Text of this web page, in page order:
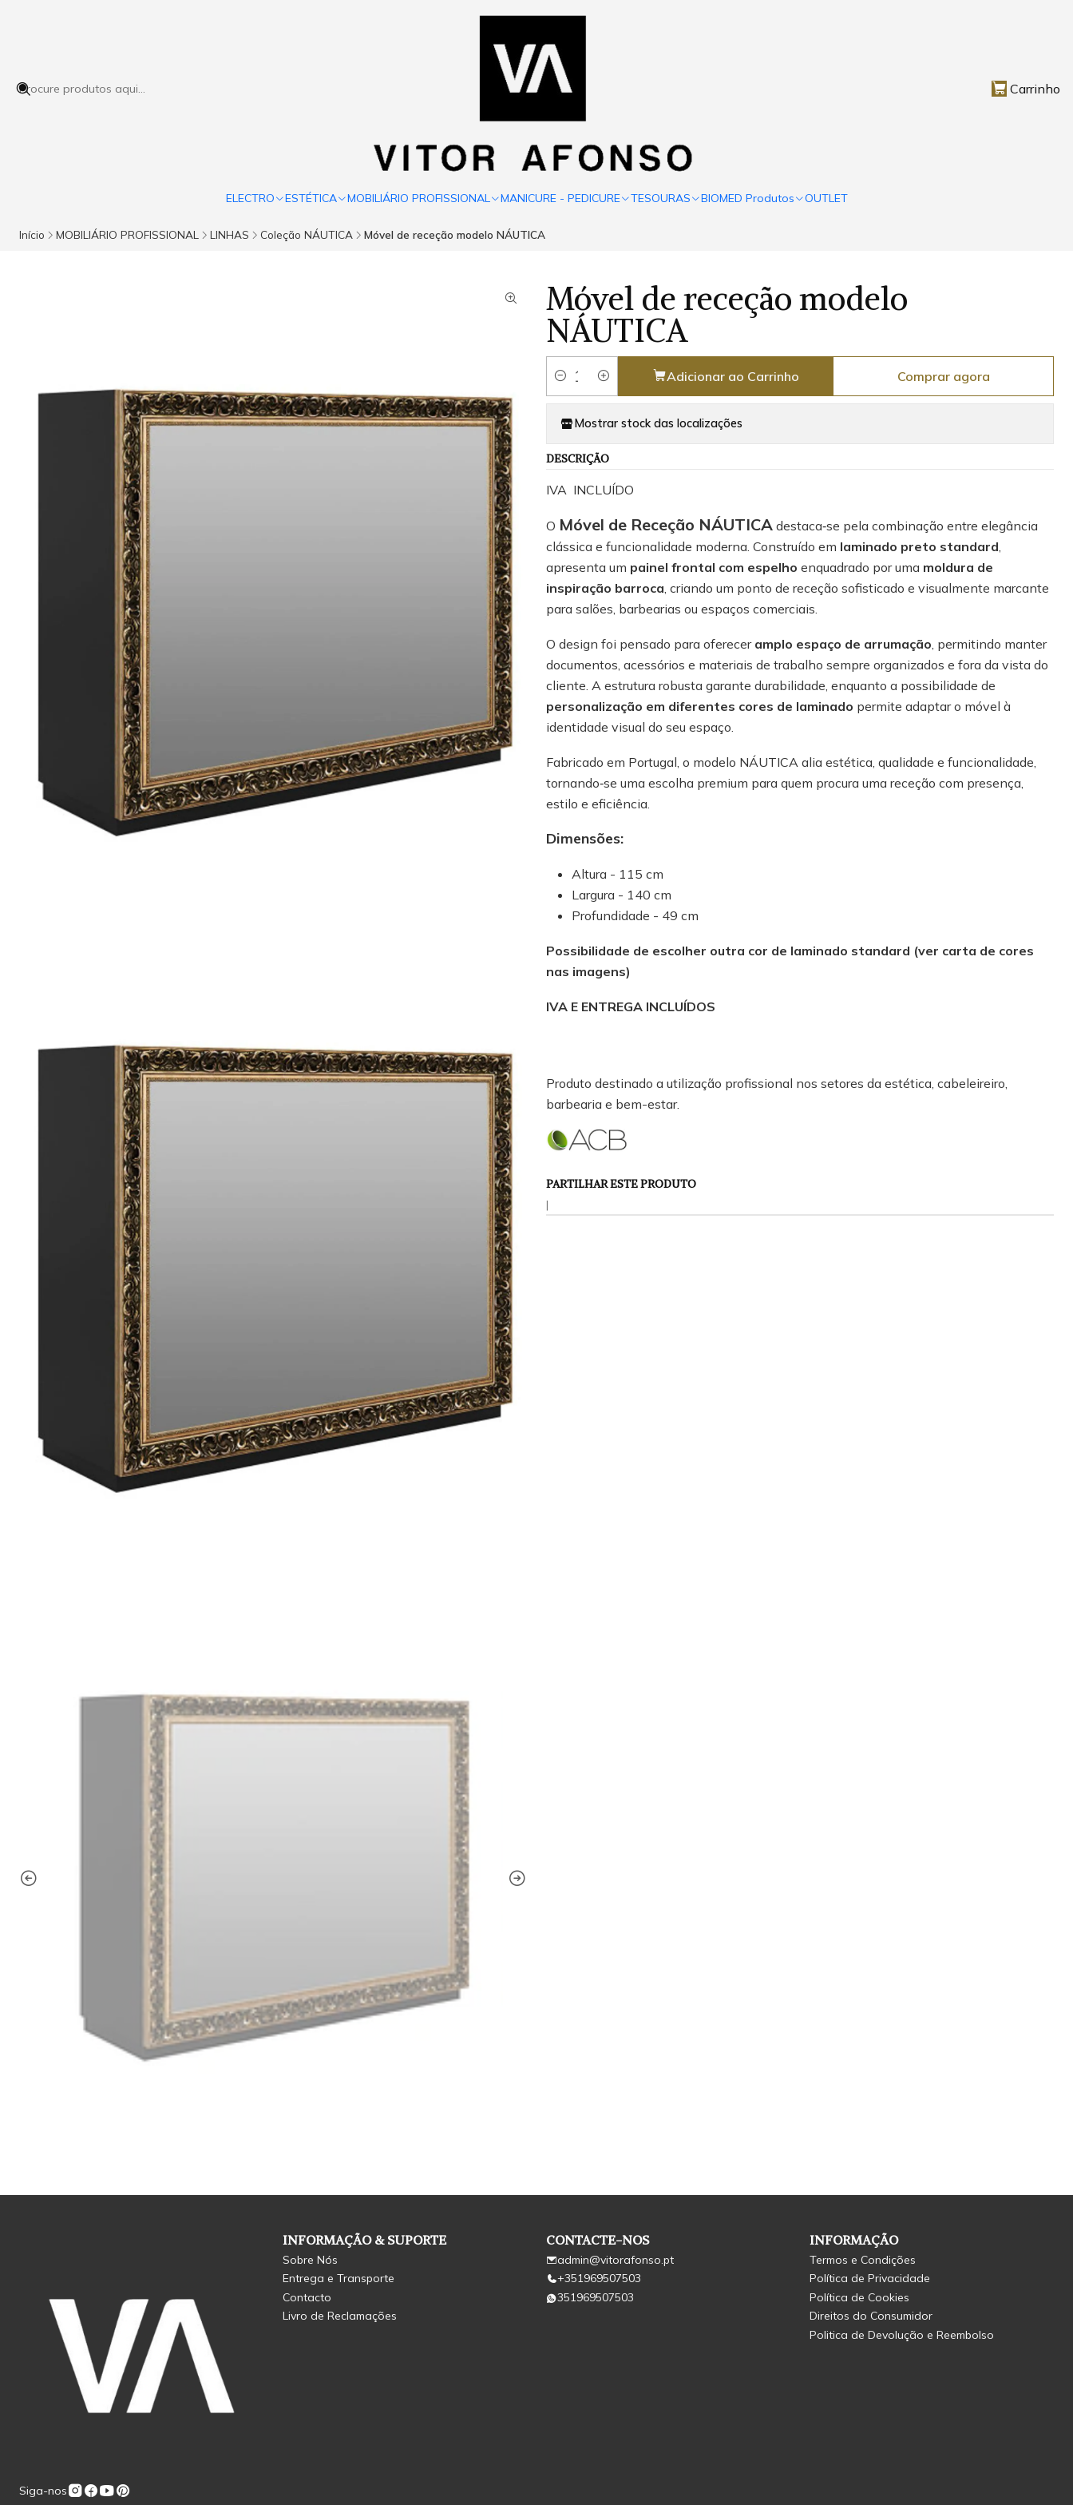
Carrinho
ELECTRO ESTÉTICA MOBILIÁRIO PROFISSIONAL MANICURE - PEDICURE TESOURAS BIOMED Produtos OUTLET
Início MOBILIÁRIO PROFISSIONAL LINHAS Coleção NÁUTICA Móvel de receção modelo NÁUTICA
Móvel de receção modelo
NÁUTICA
Quantidade
Adicionar ao Carrinho Comprar agora
Mostrar stock das localizações
DESCRIÇÃO
IVA INCLUÍDO
O Móvel de Receção NÁUTICA destaca‑se pela combinação entre elegância
clássica e funcionalidade moderna. Construído em laminado preto standard
apresenta um painel frontal com espelho enquadrado por uma moldura de
inspiração barroca , criando um ponto de receção sofisticado e visualmente marcante
para salões, barbearias ou espaços comerciais.
O design foi pensado para oferecer amplo espaço de arrumação , permitindo manter
documentos, acessórios e materiais de trabalho sempre organizados e fora da vista do
cliente. A estrutura robusta garante durabilidade, enquanto a possibilidade de
personalização em diferentes cores de laminado permite adaptar o móvel à
identidade visual do seu espaço.
Fabricado em Portugal, o modelo NÁUTICA alia estética, qualidade e funcionalidade,
tornando‑se uma escolha premium para quem procura uma receção com presença,
estilo e eficiência.
Dimensões:
Altura - 115 cm
Largura - 140 cm
Profundidade - 49 cm
Possibilidade de escolher outra cor de laminado standard (ver carta de cores
nas imagens)
IVA E ENTREGA INCLUÍDOS
Produto destinado a utilização profissional nos setores da estética, cabeleireiro,
barbearia e bem-estar.
PARTILHAR ESTE PRODUTO
|
Siga-nos
INFORMAÇÃO & SUPORTE
Sobre Nós
Entrega e Transporte
Contacto
Livro de Reclamações
CONTACTE-NOS
admin@vitorafonso.pt
+351969507503
351969507503
INFORMAÇÃO
Termos e Condições
Política de Privacidade
Política de Cookies
Direitos do Consumidor
Politica de Devolução e Reembolso